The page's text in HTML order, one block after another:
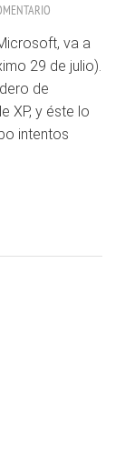
va a
29 de julio).
de
XP, y éste lo
intentos